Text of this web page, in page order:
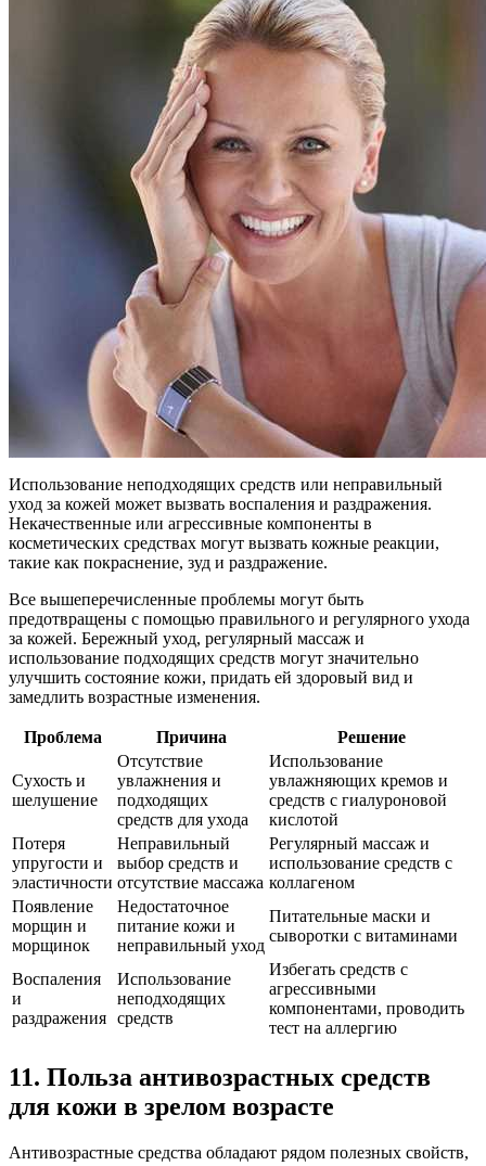
Использование неподходящих средств или неправильный
уход за кожей может вызвать воспаления и раздражения.
Некачественные или агрессивные компоненты в
косметических средствах могут вызвать кожные реакции,
такие как покраснение, зуд и раздражение.
Все вышеперечисленные проблемы могут быть
предотвращены с помощью правильного и регулярного ухода
за кожей. Бережный уход, регулярный массаж и
использование подходящих средств могут значительно
улучшить состояние кожи, придать ей здоровый вид и
замедлить возрастные изменения.
Проблема Причина Решение
Сухость и
шелушение
Отсутствие
увлажнения и
подходящих
средств для ухода
Использование
увлажняющих кремов и
средств с гиалуроновой
кислотой
Потеря
упругости и
эластичности
Неправильный
выбор средств и
отсутствие массажа
Регулярный массаж и
использование средств с
коллагеном
Появление
морщин и
морщинок
Недостаточное
питание кожи и
неправильный уход
Питательные маски и
сыворотки с витаминами
Воспаления
и
раздражения
Использование
неподходящих
средств
Избегать средств с
агрессивными
компонентами, проводить
тест на аллергию
11. Польза антивозрастных средств
для кожи в зрелом возрасте
Антивозрастные средства обладают рядом полезных свойств,